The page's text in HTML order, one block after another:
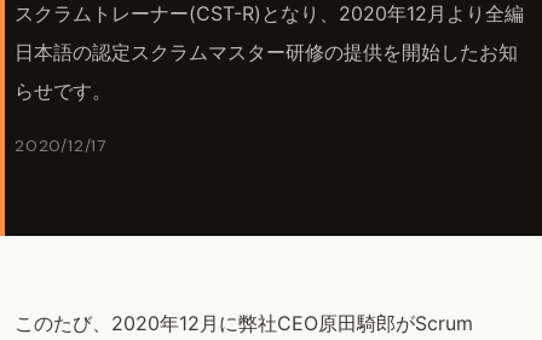
スクラムトレーナー(CST-R)となり、2020年12月より全編
日本語の認定スクラムマスター研修の提供を開始したお知
らせです。
2020/12/17
このたび、2020年12月に弊社CEO原田騎郎がScrum